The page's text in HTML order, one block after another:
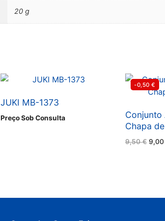
20 g
JUKI MB-1373
Preço Sob Consulta
-0,50€
Chapa
9,50€ O
preço
9,00